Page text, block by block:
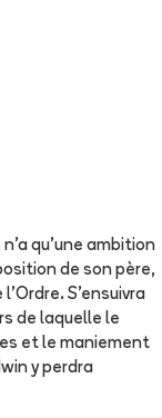
n'a qu'une ambition
de son père,
l'Ordre. S'ensuivra
de laquelle le
et le maniement
y perdra